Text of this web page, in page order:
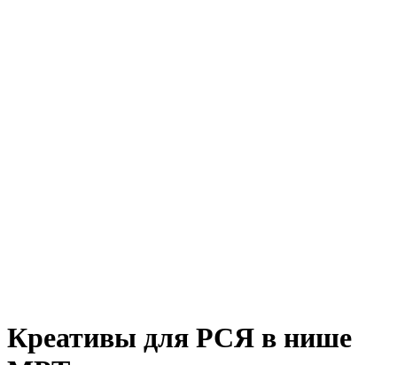
Креативы для РСЯ в нише